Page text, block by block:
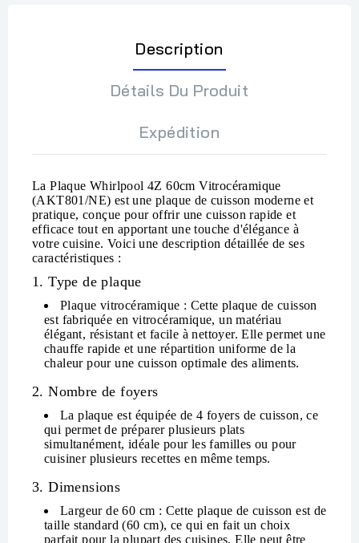
Description
Détails Du Produit
Expédition
LaPlaque Whirlpool 4Z 60cm Vitrocéramique
(AKT801/NE) est une plaque de cuisson moderne et
pratique, conçue pour offrir une cuisson rapide et
efficace tout en apportant une touche d'élégance à
votre cuisine. Voici une description détaillée de ses
caractéristiques :
1. Type de plaque
Plaque vitrocéramique : Cette plaque de cuisson
est fabriquée en vitrocéramique, un matériau
élégant, résistant et facile à nettoyer. Elle permet une
chauffe rapide et une répartition uniforme de la
chaleur pour une cuisson optimale des aliments.
2. Nombre de foyers
La plaque est équipée de 4 foyers de cuisson, ce
qui permet de préparer plusieurs plats
simultanément, idéale pour les familles ou pour
cuisiner plusieurs recettes en même temps.
3. Dimensions
Largeur de 60 cm : Cette plaque de cuisson est de
taille standard (60 cm), ce qui en fait un choix
parfait pour la plupart des cuisines. Elle peut être